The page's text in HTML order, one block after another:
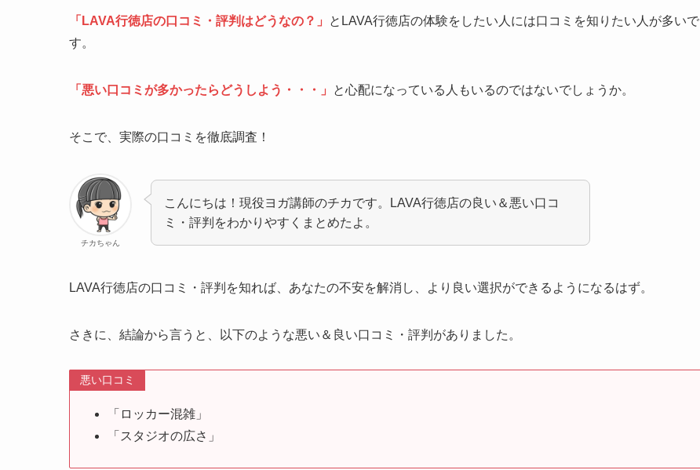
「LAVA行徳店の口コミ・評判はどうなの？」
とLAVA行徳店の体験をしたい人には口コミを知りたい人が多いで
す。
「悪い口コミが多かったらどうしよう・・・」 と心配になっている人もいるのではないでしょうか。
そこで、実際の口コミを徹底調査！
チカちゃん
こんにちは！現役ヨガ講師のチカです。LAVA行徳店の良い＆悪い口コ
ミ・評判をわかりやすくまとめたよ。
LAVA行徳店の口コミ・評判を知れば、あなたの不安を解消し、より良い選択ができるようになるはず。
さきに、結論から言うと、以下のような悪い＆良い口コミ・評判がありました。
悪い口コミ
「ロッカー混雑」
「スタジオの広さ」